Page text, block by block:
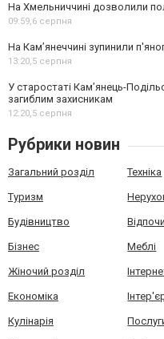
На Хмельниччині дозволили
09:59,6 серпня
На Камʼянеччині зупинили
13:20,5 серпня
У старостаті Кам’янець-
загиблим захисникам
12:20,5 серпня
Рубрики новин
Загальний розділ Техніка
Туризм
Будівництво
Бізнес Меблі
Жіночий розділ
Економіка
Кулінарія